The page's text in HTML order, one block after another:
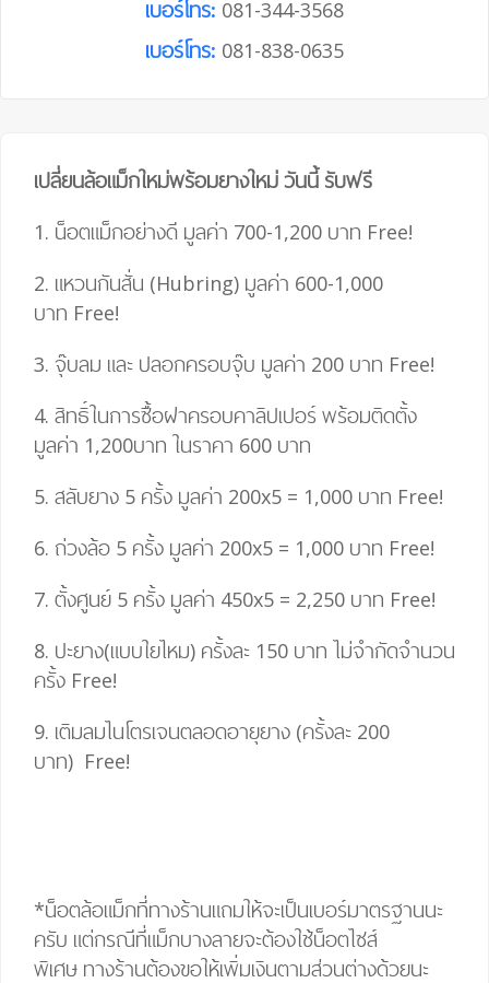
เบอร์โทร: 081-344-3568
เบอร์โทร: 081-838-0635
เปลี่ยนล้อแม็กใหม่พร้อมยางใหม่ วันนี้ รับฟรี
1. น็อตแม็กอย่างดี มูลค่า 700-1,200 บาท Free!
2. แหวนกันสั่น (Hubring) มูลค่า 600-1,000
บาท Free!
3. จุ๊บลม และ ปลอกครอบจุ๊บ มูลค่า 200 บาท Free!
4. สิทธิ์ในการซื้อฝาครอบคาลิปเปอร์ พร้อมติดตั้ง
มูลค่า 1,200บาท ในราคา 600 บาท
5. สลับยาง 5 ครั้ง มูลค่า 200x5 = 1,000 บาท Free!
6. ถ่วงล้อ 5 ครั้ง มูลค่า 200x5 = 1,000 บาท Free!
7. ตั้งศูนย์ 5 ครั้ง มูลค่า 450x5 = 2,250 บาท Free!
8. ปะยาง(แบบใยไหม) ครั้งละ 150 บาท ไม่จำกัดจำนวน
ครั้ง Free!
9. เติมลมไนโตรเจนตลอดอายุยาง (ครั้งละ 200
บาท) Free!
*น็อตล้อแม็กที่ทางร้านแถมให้จะเป็นเบอร์มาตรฐานนะ
ครับ แต่กรณีที่แม็กบางลายจะต้องใช้น็อตไซส์
พิเศษ ทางร้านต้องขอให้เพิ่มเงินตามส่วนต่างด้วยนะ